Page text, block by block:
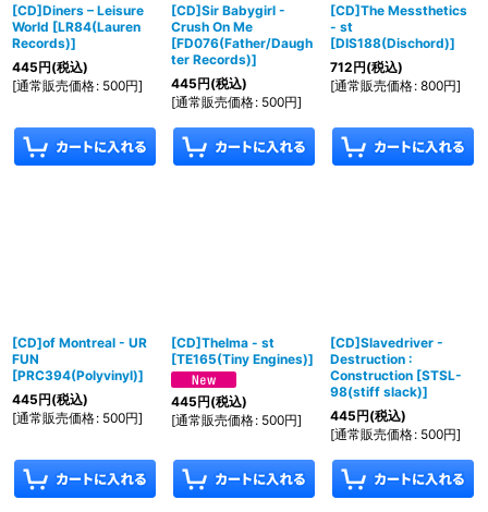
[CD]Diners ‎– Leisure
World [LR84(Lauren
Records)]
445円(税込)
[通常販売価格: 500円]
[CD]Sir Babygirl -
Crush On Me
[FD076(Father/Daugh
ter Records)]
445円(税込)
[通常販売価格: 500円]
[CD]The Messthetics
- st
[DIS188(Dischord)]
712円(税込)
[通常販売価格: 800円]
[CD]of Montreal - UR
FUN
[PRC394(Polyvinyl)]
445円(税込)
[通常販売価格: 500円]
[CD]Thelma - st
[TE165(Tiny Engines)]
445円(税込)
[通常販売価格: 500円]
[CD]Slavedriver -
Destruction :
Construction [STSL-
98(stiff slack)]
445円(税込)
[通常販売価格: 500円]